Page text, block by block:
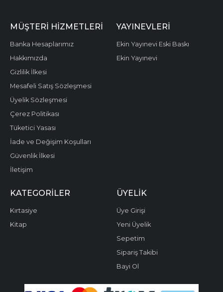
MÜŞTERI HIZMETLERI
Banka Hesaplarımız
Hakkımızda
Gizlilik İlkesi
Mesafeli Satış Sözleşmesi
Üyelik Sözleşmesi
Çerez Politikası
Tüketici Yasası
İade ve Değişim Koşulları
Güvenlik İlkesi
İletişim
YAYINEVLERI
Ekin Yayınevi Eski Baskı
Ekin Yayınevi
KATEGORILER
Kırtasiye
Kitap
ÜYELIK
Üye Girişi
Yeni Üyelik
Sepetim
Sipariş Takibi
Bayi Ol